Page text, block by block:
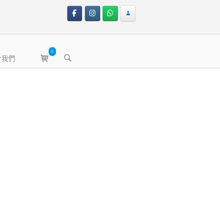
們
View
shopping
0
OPEN
SEARCH